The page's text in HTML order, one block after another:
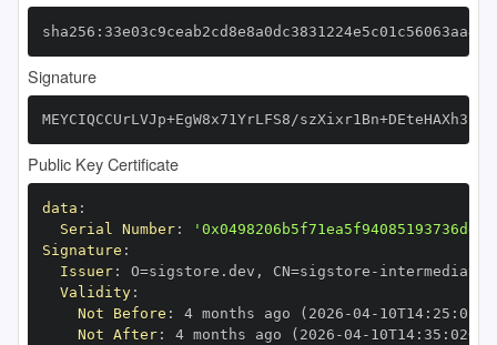
Signature
MEYCIQCCUrLVJp+EgW8x71YrLFS8/
Public Key Certificate
data :
Serial Number:
Signature :
Issuer: O=sigstore.dev , CN=sigstore -
Validity:
Not Before : 4 months ago (2026 -04- 10T14: 25 :
Not After: 4 months ago (2026 -04- 10T14: 35 : 02+00